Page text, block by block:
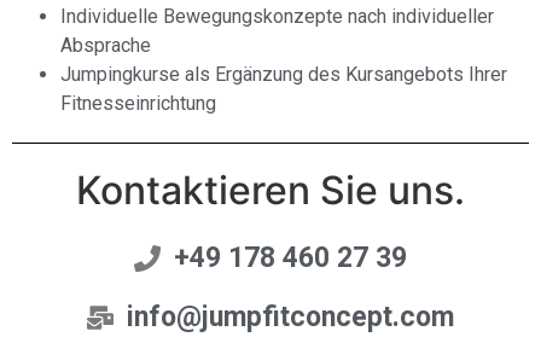
Individuelle Bewegungskonzepte nach individueller
Absprache
Jumpingkurse als Ergänzung des Kursangebots Ihrer
Fitnesseinrichtung
Kontaktieren Sie uns.
+49 178 460 27 39
info@jumpfitconcept.com